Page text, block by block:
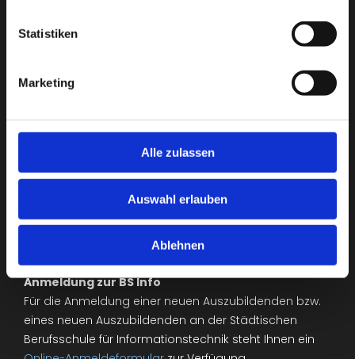
Statistiken
Marketing
Alle zulassen
Auswahl erlauben
Ablehnen
Städt. Berufsschule für Informationstechnik
Riesstr. 34, 80992 München
Tel. +49 (0)89 233-85200
Fax: +49 (0)89 233-85201
Anmeldung zur BS Info
Für die Anmeldung einer neuen Auszubildenden bzw.
eines neuen Auszubildenden an der Städtischen
Berufsschule für Informationstechnik steht Ihnen ein